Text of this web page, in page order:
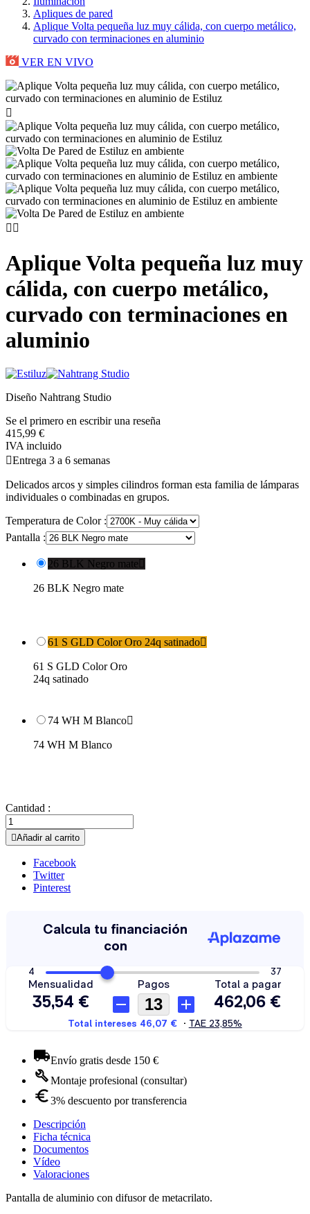
Apliques de pared
Aplique Volta pequeña luz muy cálida, con cuerpo metálico,
curvado con terminaciones en aluminio
VER EN VIVO

 
Aplique Volta pequeña luz muy
cálida, con cuerpo metálico,
curvado con terminaciones en
aluminio
Diseño Nahtrang Studio
Se el primero en escribir una reseña
415,99 €
IVA incluido
Entrega 3 a 6 semanas
Delicados arcos y simples cilindros forman esta familia de lámparas
individuales o combinadas en grupos.
Temperatura de Color :
Pantalla :
26 BLK Negro mate 
26 BLK Negro mate
61 S GLD Color Oro 24q satinado
61 S GLD Color Oro
24q satinado
74 WH M Blanco
74 WH M Blanco
Cantidad :
Añadir al carrito
Facebook
Twitter
Pinterest
Envío gratis desde 150 €
Montaje profesional (consultar)
3% descuento por transferencia
Descripción
Ficha técnica
Documentos
Vídeo
Valoraciones
Pantalla de aluminio con difusor de metacrilato.